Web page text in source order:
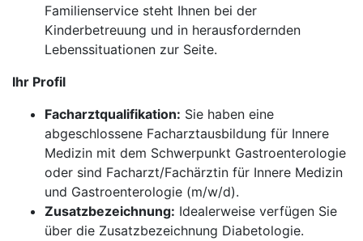
Familienservice steht Ihnen bei der
Kinderbetreuung und in herausfordernden
Lebenssituationen zur Seite.
Ihr Profil
Facharztqualifikation: Sie haben eine
abgeschlossene Facharztausbildung für Innere
Medizin mit dem Schwerpunkt Gastroenterologie
oder sind Facharzt/Fachärztin für Innere Medizin
und Gastroenterologie (m/w/d).
Zusatzbezeichnung: Idealerweise verfügen Sie
über die Zusatzbezeichnung Diabetologie.